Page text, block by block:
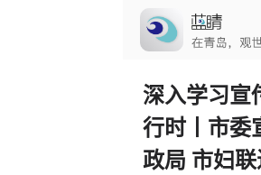
深入学习宣
行时丨市委
政局 市妇